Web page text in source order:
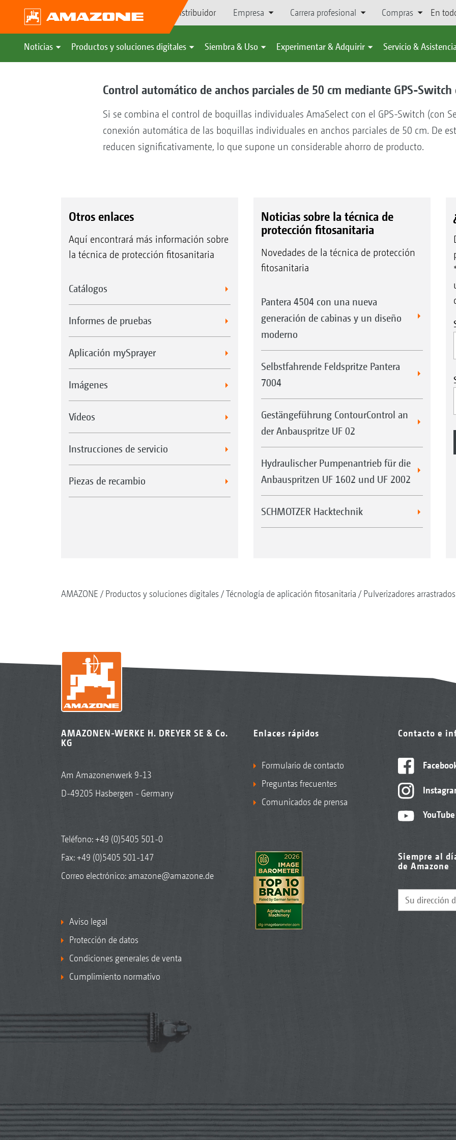
Búsqueda de distribuidor Empresa Carrera profesional Compras En
Noticias Productos y soluciones digitales Siembra & Uso Experimentar & Adquirir Servicio &
Control automático de anchos parciales de 50 cm mediante GPS-
Si se combina el control de boquillas individuales AmaSelect con el GPS-Switch (con
conexión automática de las boquillas individuales en anchos parciales de 50 cm. De
reducen significativamente, lo que supone un considerable ahorro de producto.
Otros enlaces
Aquí encontrará más información sobre
la técnica de protección fitosanitaria
Catálogos
Informes de pruebas
Aplicación mySprayer
Imágenes
Vídeos
Instrucciones de servicio
Piezas de recambio
Noticias sobre la técnica de
protección fitosanitaria
Novedades de la técnica de protección
fitosanitaria
Pantera 4504 con una nueva
generación de cabinas y un diseño
moderno
Selbstfahrende Feldspritze Pantera
7004
Gestängeführung ContourControl an
der Anbauspritze UF 02
Hydraulischer Pumpenantrieb für die
Anbauspritzen UF 1602 und UF 2002
SCHMOTZER Hacktechnik
AMAZONE Productos y soluciones digitales Técnología de aplicación fitosanitaria Pulverizadores arrastrados
AMAZONEN-WERKE H. DREYER SE & Co.
KG
Am Amazonenwerk 9-13
D-49205 Hasbergen - Germany
Teléfono:+49 (0)5405 501-0
Fax: +49 (0)5405 501-147
Correo electrónico: amazone@amazone.de
Aviso legal
Protección de datos
Condiciones generales de venta
Cumplimiento normativo
Enlaces rápidos
Formulario de contacto
Preguntas frecuentes
Comunicados de prensa
Contacto e
YouTube
Siempre al
de Amazone